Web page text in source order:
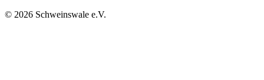
© 2026 Schweinswale e.V.